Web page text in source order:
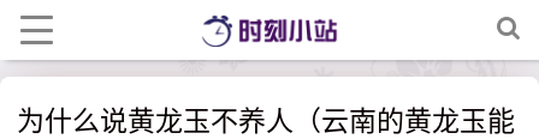
为什么说黄龙玉不养人（云南的黄龙玉能